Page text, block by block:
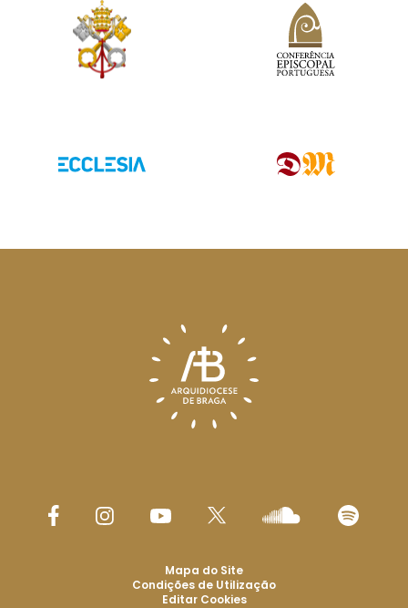
Mapa do Site
Condições de Utilização
Editar Cookies